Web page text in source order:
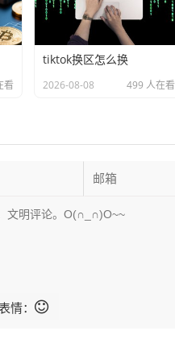
看
tiktok换区怎么换
2026-08-08 499 人在看
情：